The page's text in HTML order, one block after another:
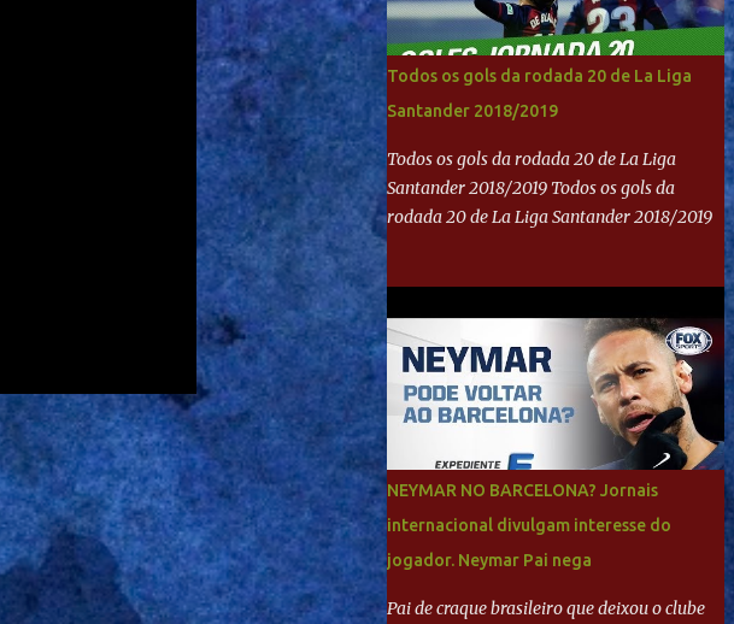
Todos os gols da rodada 20 de La Liga
Santander 2018/2019
Todos os gols da rodada 20 de La Liga
Santander 2018/2019 Todos os gols da
rodada 20 de La Liga Santander 2018/2019
NEYMAR NO BARCELONA? Jornais
internacional divulgam interesse do
jogador. Neymar Pai nega
Pai de craque brasileiro que deixou o clube